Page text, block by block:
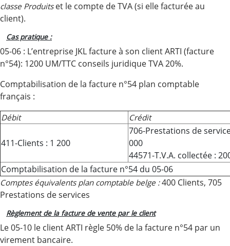
classe Produits et le compte de TVA (si elle facturée au
client).
Cas pratique :
05-06 : L’entreprise JKL facture à son client ARTI (facture
n°54): 1200 UM/TTC conseils juridique TVA 20%.
Comptabilisation de la facture n°54 plan comptable
français :
Débit Crédit
411-Clients : 1 200
706-Prestations de
000
44571-T.V.A. collectée :
Comptabilisation de la facture n°54 du 05-06
Comptes équivalents plan comptable belge :400 Clients, 705
Prestations de services
Règlement de la facture de vente par le client
Le 05-10 le client ARTI règle 50% de la facture n°54 par un
virement bancaire.